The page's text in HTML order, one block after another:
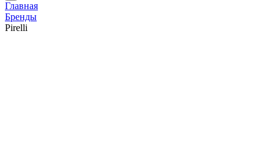
Главная
Бренды
Pirelli